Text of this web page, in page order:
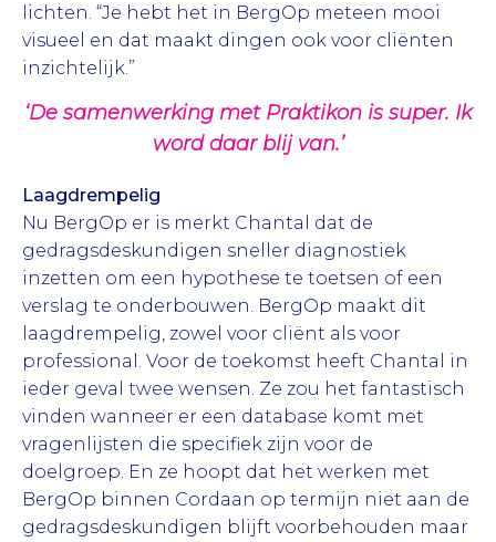
lichten. “Je hebt het in BergOp meteen mooi
visueel en dat maakt dingen ook voor cliënten
inzichtelijk.”
‘De samenwerking met Praktikon is super. Ik
word daar blij van.’
Laagdrempelig
Nu BergOp er is merkt Chantal dat de
gedragsdeskundigen sneller diagnostiek
inzetten om een hypothese te toetsen of een
verslag te onderbouwen. BergOp maakt dit
laagdrempelig, zowel voor cliënt als voor
professional. Voor de toekomst heeft Chantal in
ieder geval twee wensen. Ze zou het fantastisch
vinden wanneer er een database komt met
vragenlijsten die specifiek zijn voor de
doelgroep. En ze hoopt dat het werken met
BergOp binnen Cordaan op termijn niet aan de
gedragsdeskundigen blijft voorbehouden maar